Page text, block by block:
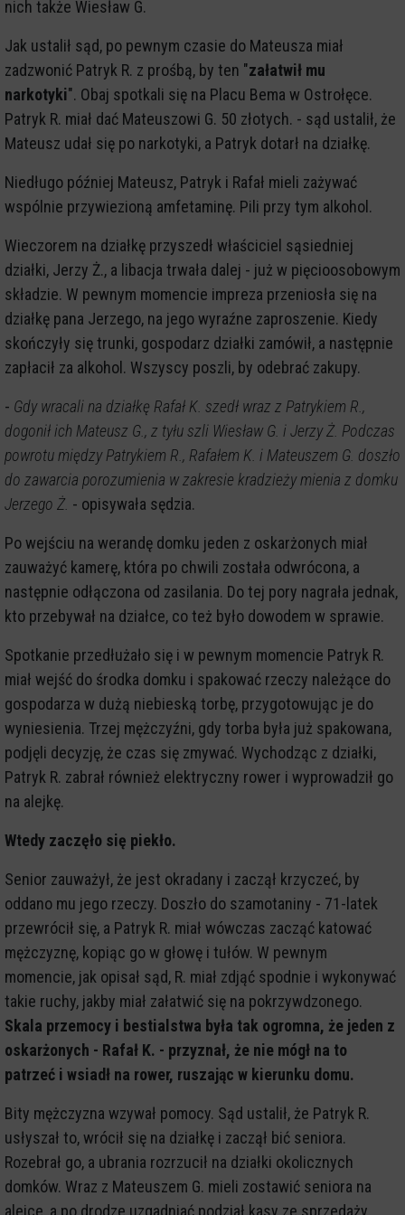
nich także Wiesław G.
Jak ustalił sąd, po pewnym czasie do Mateusza miał
zadzwonić Patryk R. z prośbą, by ten "załatwił mu
narkotyki". Obaj spotkali się na Placu Bema w Ostrołęce.
Patryk R. miał dać Mateuszowi G. 50 złotych. - sąd ustalił, że
Mateusz udał się po narkotyki, a Patryk dotarł na działkę.
Niedługo później Mateusz, Patryk i Rafał mieli zażywać
wspólnie przywiezioną amfetaminę. Pili przy tym alkohol.
Wieczorem na działkę przyszedł właściciel sąsiedniej
działki, Jerzy Ż., a libacja trwała dalej - już w pięcioosobowym
składzie. W pewnym momencie impreza przeniosła się na
działkę pana Jerzego, na jego wyraźne zaproszenie. Kiedy
skończyły się trunki, gospodarz działki zamówił, a następnie
zapłacił za alkohol. Wszyscy poszli, by odebrać zakupy.
- Gdy wracali na działkę Rafał K. szedł wraz z Patrykiem R.,
dogonił ich Mateusz G., z tyłu szli Wiesław G. i Jerzy Ż. Podczas
powrotu między Patrykiem R., Rafałem K. i Mateuszem G. doszło
do zawarcia porozumienia w zakresie kradzieży mienia z domku
Jerzego Ż. - opisywała sędzia.
Po wejściu na werandę domku jeden z oskarżonych miał
zauważyć kamerę, która po chwili została odwrócona, a
następnie odłączona od zasilania. Do tej pory nagrała jednak,
kto przebywał na działce, co też było dowodem w sprawie.
Spotkanie przedłużało się i w pewnym momencie Patryk R.
miał wejść do środka domku i spakować rzeczy należące do
gospodarza w dużą niebieską torbę, przygotowując je do
wyniesienia. Trzej mężczyźni, gdy torba była już spakowana,
podjęli decyzję, że czas się zmywać. Wychodząc z działki,
Patryk R. zabrał również elektryczny rower i wyprowadził go
na alejkę.
Wtedy zaczęło się piekło.
Senior zauważył, że jest okradany i zaczął krzyczeć, by
oddano mu jego rzeczy. Doszło do szamotaniny - 71-latek
przewrócił się, a Patryk R. miał wówczas zacząć katować
mężczyznę, kopiąc go w głowę i tułów. W pewnym
momencie, jak opisał sąd, R. miał zdjąć spodnie i wykonywać
takie ruchy, jakby miał załatwić się na pokrzywdzonego.
Skala przemocy i bestialstwa była tak ogromna, że jeden z
oskarżonych - Rafał K. - przyznał, że nie mógł na to
patrzeć i wsiadł na rower, ruszając w kierunku domu.
Bity mężczyzna wzywał pomocy. Sąd ustalił, że Patryk R.
usłyszał to, wrócił się na działkę i zaczął bić seniora.
Rozebrał go, a ubrania rozrzucił na działki okolicznych
domków. Wraz z Mateuszem G. mieli zostawić seniora na
alejce, a po drodze uzgadniać podział kasy ze sprzedaży